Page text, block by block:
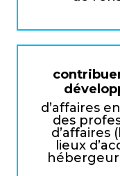
d’affaires
des
d’affaires
lieux